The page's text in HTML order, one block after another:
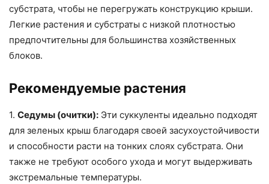
субстрата, чтобы не перегружать конструкцию крыши.
Легкие растения и субстраты с низкой плотностью
предпочтительны для большинства хозяйственных
блоков.
Рекомендуемые растения
1. Седумы (очитки): Эти суккуленты идеально подходят
для зеленых крыш благодаря своей засухоустойчивости
и способности расти на тонких слоях субстрата. Они
также не требуют особого ухода и могут выдерживать
экстремальные температуры.